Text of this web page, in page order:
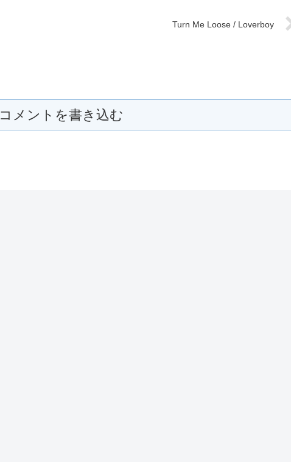
Turn Me Loose / Loverboy
コメントを書き込む